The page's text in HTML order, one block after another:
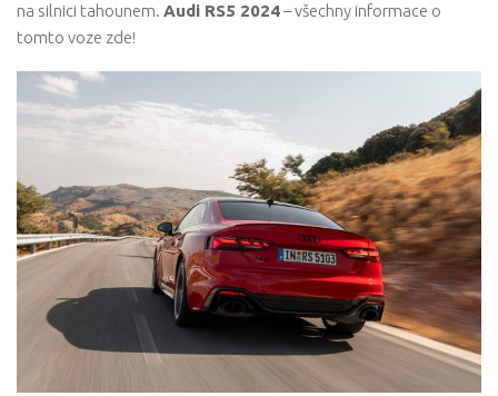
na silnici tahounem. Audi RS5 2024– všechny informace o
tomto voze zde!